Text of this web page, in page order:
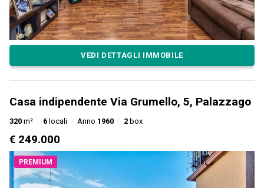
VEDI DETTAGLI IMMOBILE
Casa indipendente Via Grumello, 5, Palazzago
320 m² 6 locali Anno 1960 2 box
€ 249.000
PREMIUM